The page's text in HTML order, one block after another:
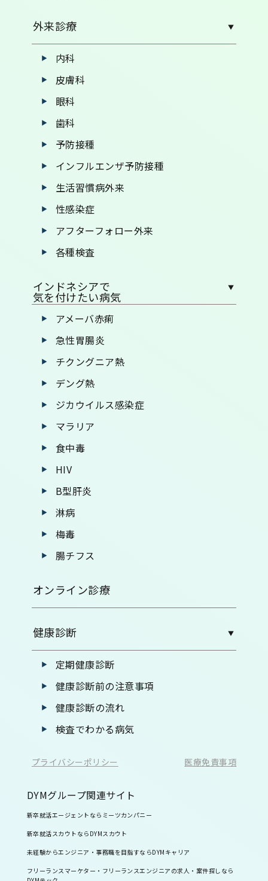
外来診療
内科
皮膚科
眼科
歯科
予防接種
インフルエンザ予防接種
生活習慣病外来
性感染症
アフターフォロー外来
各種検査
インドネシアで
気を付けたい病気
アメーバ赤痢
急性胃腸炎
チクングニア熱
デング熱
ジカウイルス感染症
マラリア
食中毒
HIV
B型肝炎
淋病
梅毒
腸チフス
オンライン診療
健康診断
定期健康診断
健康診断前の注意事項
健康診断の流れ
検査でわかる病気
プライバシーポリシー 医療免責事項
DYMグループ関連サイト
新卒就活エージェントならミーツカンパニー
新卒就活スカウトならDYMスカウト
未経験からエンジニア・事務職を目指すならDYMキャリア
フリーランスマーケター・フリーランスエンジニアの求人・案件探しなら